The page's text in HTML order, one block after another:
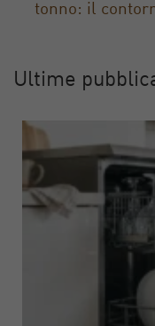
tonno: il
Ultime